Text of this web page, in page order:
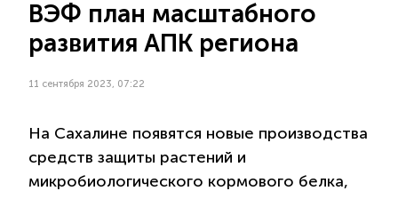
ВЭФ план масштабного
развития АПК региона
11 сентября 2023, 07:22
На Сахалине появятся новые производства
средств защиты растений и
микробиологического кормового белка,